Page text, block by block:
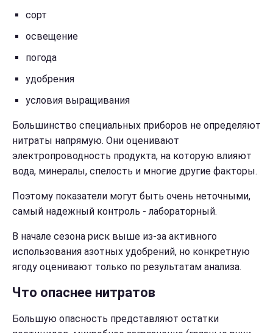
сорт
освещение
погода
удобрения
условия выращивания
Большинство специальных приборов не определяют
нитраты напрямую. Они оценивают
электропроводность продукта, на которую влияют
вода, минералы, спелость и многие другие факторы.
Поэтому показатели могут быть очень неточными,
самый надежный контроль - лабораторный.
В начале сезона риск выше из-за активного
использования азотных удобрений, но конкретную
ягоду оценивают только по результатам анализа.
Что опаснее нитратов
Большую опасность представляют остатки